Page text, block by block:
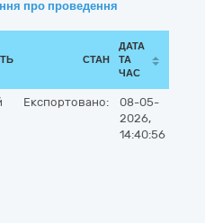
про проведення
СТАН
ДАТА
ТА
ЧАС
Експортовано:
08-05-
2026,
14:40:56